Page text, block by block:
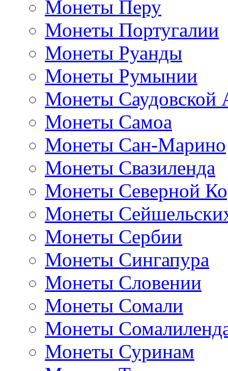
Монеты Перу
Монеты Португалии
Монеты Руанды
Монеты Румынии
Монеты Саудовской
Монеты Самоа
Монеты Сан-Марино
Монеты Свазиленда
Монеты Северной
Монеты
Монеты Сербии
Монеты Сингапура
Монеты Словении
Монеты Сомали
Монеты
Монеты Суринам